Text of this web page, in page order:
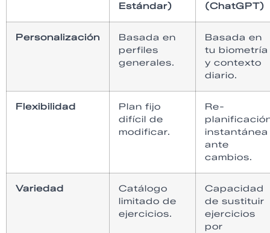
Estándar)
(ChatGPT)
Personalización
Basada en
perfiles
generales.
Basada en
tu biometría
y contexto
diario.
Flexibilidad
Plan fijo
difícil de
modificar.
Re-
instantánea
ante
cambios.
Variedad
Catálogo
limitado de
ejercicios.
Capacidad
de sustituir
ejercicios
por